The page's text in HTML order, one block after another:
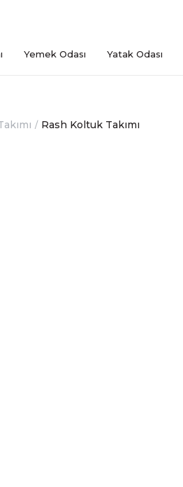
Yemek Odası Yatak Odası
Rash Koltuk Takımı